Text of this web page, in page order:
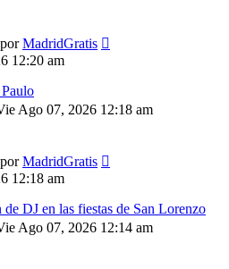
porMadridGratis
12:20 am
Ago 07, 2026 12:18 am
porMadridGratis
12:18 am
DJ en las fiestas de San Lorenzo
Ago 07, 2026 12:14 am